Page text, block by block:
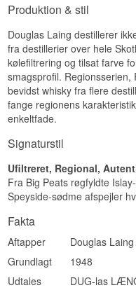
Røget
var
Se
Produktion & stil
Douglas Laing destillerer
fra destillerier over hele
kølefiltrering og tilsat farve
smagsprofil.
bevidst whisky fra flere
fange regionens
enkeltfade.
Signaturstil
Ufiltreret, Regional,
Fra Big Peats røgfyldte
Speyside-sødme afspejler
Fakta
Aftapper
Douglas
Grundlagt
1948
Udtales
DUG-las